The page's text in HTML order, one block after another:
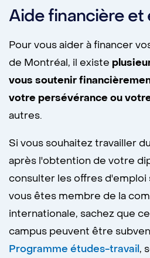
Aide financière et
Pour vous aider à financer
de Montréal, il existe
vous soutenir
votre persévérance ou
autres.
Si vous souhaitez travailler
après l'obtention de votre
consulter les offres d'emploi
vous êtes membre de la
internationale, sachez que
campus peuvent être
Programme études-travail,